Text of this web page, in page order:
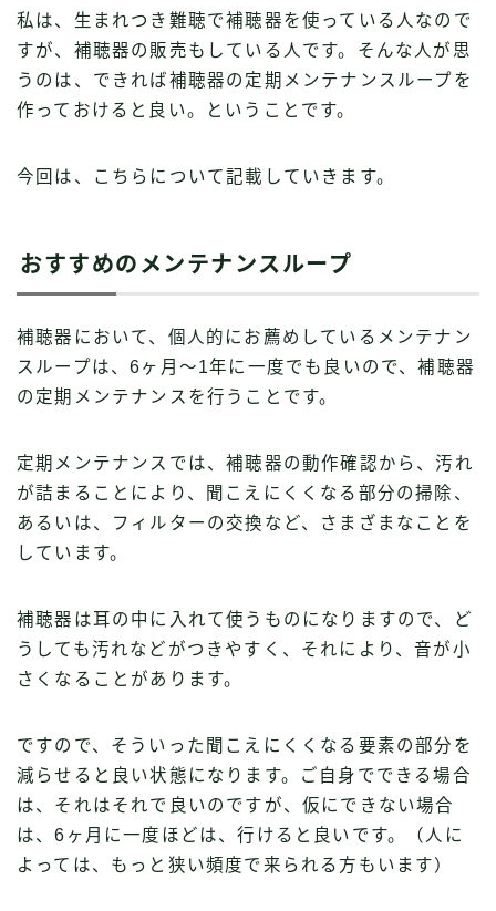
私は、生まれつき難聴で補聴器を使っている人なので
すが、補聴器の販売もしている人です。そんな人が思
うのは、できれば補聴器の定期メンテナンスループを
作っておけると良い。ということです。
今回は、こちらについて記載していきます。
おすすめのメンテナンスループ
補聴器において、個人的にお薦めしているメンテナン
スループは、6ヶ月〜1年に一度でも良いので、補聴器
の定期メンテナンスを行うことです。
定期メンテナンスでは、補聴器の動作確認から、汚れ
が詰まることにより、聞こえにくくなる部分の掃除、
あるいは、フィルターの交換など、さまざまなことを
しています。
補聴器は耳の中に入れて使うものになりますので、ど
うしても汚れなどがつきやすく、それにより、音が小
さくなることがあります。
ですので、そういった聞こえにくくなる要素の部分を
減らせると良い状態になります。ご自身でできる場合
は、それはそれで良いのですが、仮にできない場合
は、6ヶ月に一度ほどは、行けると良いです。（人に
よっては、もっと狭い頻度で来られる方もいます）